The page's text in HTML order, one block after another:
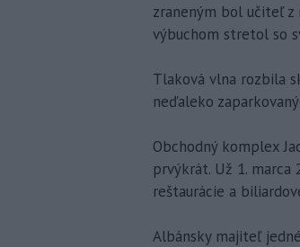
zraneným bol učiteľ
výbuchom stretol so
Tlaková vlna rozbila
neďaleko
Obchodný komplex
prvýkrát. Už 1.
reštaurácie a
Albánsky majiteľ